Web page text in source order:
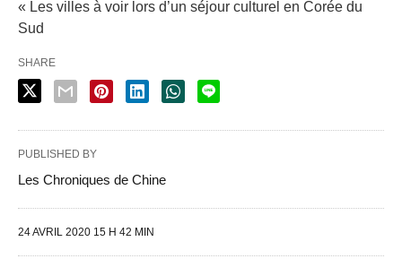
« Les villes à voir lors d’un séjour culturel en Corée du
Sud
SHARE
PUBLISHED BY
Les Chroniques de Chine
24 AVRIL 2020 15 H 42 MIN